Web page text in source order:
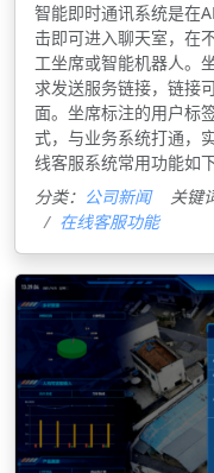
智能即时通讯系统是在
击即可进入聊天室，在
工坐席或智能机器人。
求发送服务链接，链接
面。坐席标注的用户标
式，与业务系统打通，
线客服系统常用功能如下
分类： 公司新闻 关键
在线客服功能